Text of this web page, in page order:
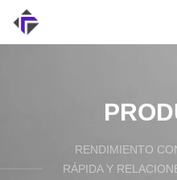
RENDIMIENTO
RÁPIDA Y